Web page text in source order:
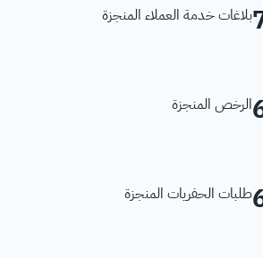
بلاغات خدمة العملاء المنجزة
الرخص المنجزة
طلبات الحفريات المنجزة